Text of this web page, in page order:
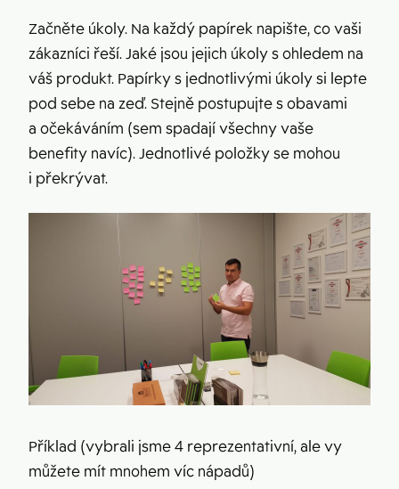
Začněte úkoly. Na každý papírek napište, co vaši
zákazníci řeší. Jaké jsou jejich úkoly s ohledem na
váš produkt. Papírky s jednotlivými úkoly si lepte
pod sebe na zeď. Stejně postupujte s obavami
a očekáváním (sem spadají všechny vaše
benefity navíc). Jednotlivé položky se mohou
i překrývat.
Příklad (vybrali jsme 4 reprezentativní, ale vy
můžete mít mnohem víc nápadů)